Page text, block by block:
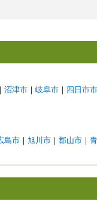
沼津市 ｜ 岐阜市 ｜ 四日市市
島市 ｜ 旭川市 ｜ 郡山市 ｜